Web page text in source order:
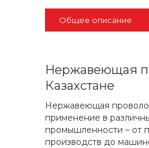
Общее описание
Нержавеющая
Казахстане
Нержавеющая
применение в
промышленности – от
производств до